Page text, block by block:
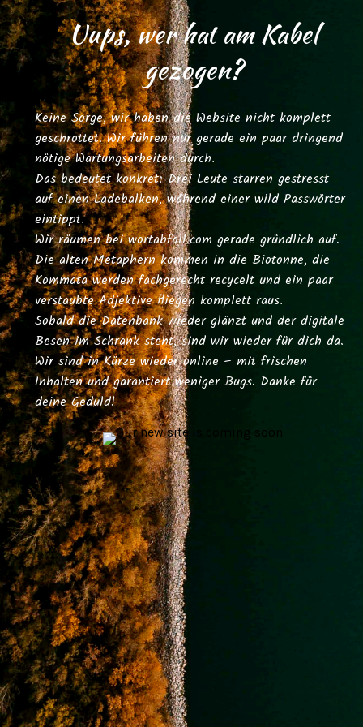
Uups, wer hat am Kabel
gezogen?
Keine Sorge, wir haben die Website nicht komplett
geschrottet. Wir führen nur gerade ein paar dringend
nötige Wartungsarbeiten durch.
Das bedeutet konkret: Drei Leute starren gestresst
auf einen Ladebalken, während einer wild Passwörter
eintippt.
Wir räumen beiwortabfall.com gerade gründlich auf.
Die alten Metaphern kommen in die Biotonne, die
Kommata werden fachgerecht recycelt und ein paar
verstaubte Adjektive fliegen komplett raus.
Sobald die Datenbank wieder glänzt und der digitale
Besen im Schrank steht, sind wir wieder für dich da.
Wir sind in Kürze wieder online – mit frischen
Inhalten und garantiert weniger Bugs. Danke für
deine Geduld!